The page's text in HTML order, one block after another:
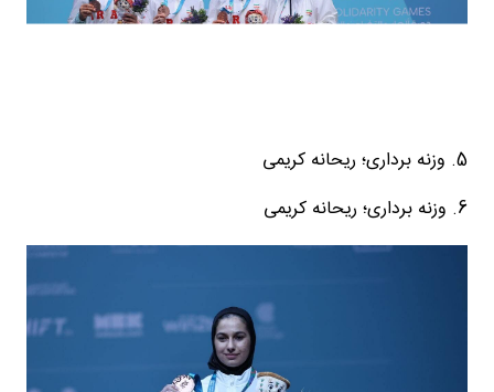
5. وزنه برداری؛ ریحانه کریمی
6. وزنه برداری؛ ریحانه کریمی